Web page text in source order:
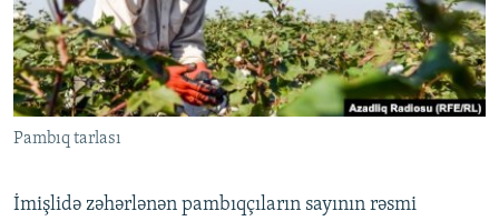
KARIKATURA
İSLAM VƏ DEMOKRATIYA
İZ - MƏDƏNIYYƏT PROQRAMI
PEŞƏ ETIKASI VƏ JURNALISTIKA STANDARTLARIMIZ
MATERIALLARIMIZDAN ISTIFADƏ
AZADLIQRADIOSU MOBIL TELEFONUNUZDA
BIZIMLƏ ƏLAQƏ
BIZI IZLƏ
RFE/RL-in bütün saytları
Pambıq tarlası
İmişlidə zəhərlənən pambıqçıların sayının rəsmi